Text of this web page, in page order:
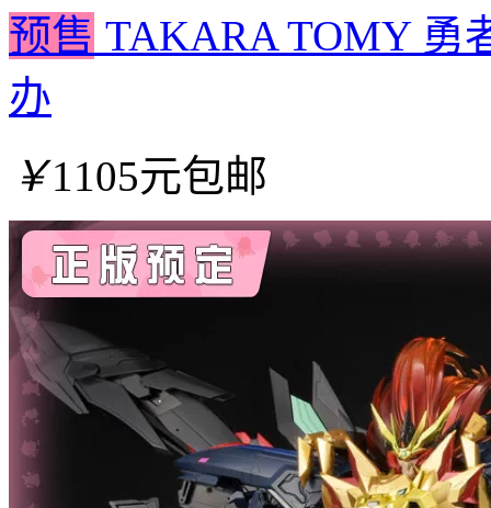
预售 TAKARA TOMY 勇
办
￥1105元包邮